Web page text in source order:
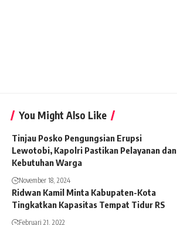
You Might Also Like
Tinjau Posko Pengungsian Erupsi
Lewotobi, Kapolri Pastikan Pelayanan dan
Kebutuhan Warga
November 18, 2024
Ridwan Kamil Minta Kabupaten-Kota
Tingkatkan Kapasitas Tempat Tidur RS
Februari 21, 2022